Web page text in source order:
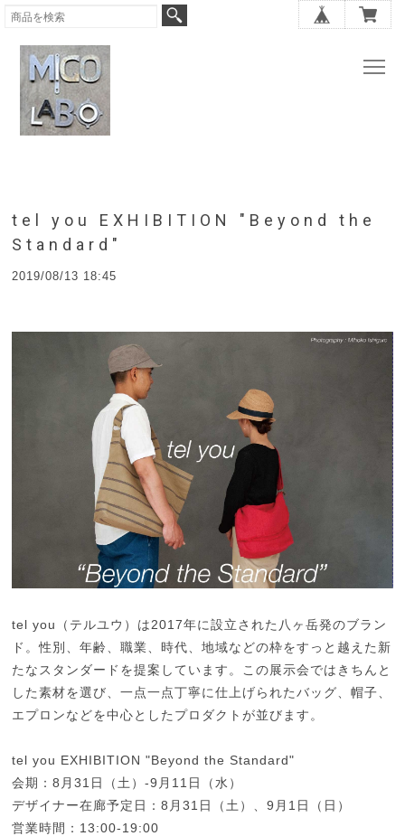
tel you EXHIBITION "Beyond the
Standard"
2019/08/13 18:45
tel you（テルユウ）は2017年に設立された八ヶ岳発のブラン
ド。性別、年齢、職業、時代、地域などの枠をすっと越えた新
たなスタンダードを提案しています。この展示会ではきちんと
した素材を選び、一点一点丁寧に仕上げられたバッグ、帽子、
エプロンなどを中心としたプロダクトが並びます。
tel you EXHIBITION "Beyond the Standard"
会期：8月31日（土）-9月11日（水）
デザイナー在廊予定日：8月31日（土）、9月1日（日）
営業時間：13:00-19:00